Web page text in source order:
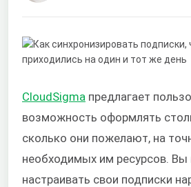
CloudSigma предлагает
возможность оформлять
сколько они пожелают, на
необходимых им ресурсов. Вы
настраивать свои подписки